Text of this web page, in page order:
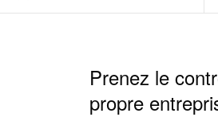
Prenez le
propre